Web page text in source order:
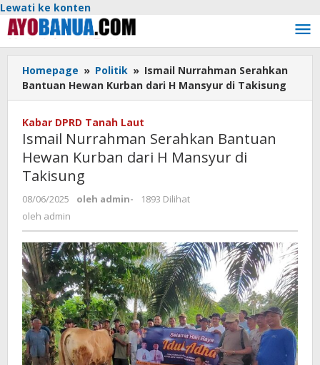
Lewati ke konten
Homepage » Politik » Ismail Nurrahman Serahkan
Bantuan Hewan Kurban dari H Mansyur di Takisung
Kabar DPRD Tanah Laut
Ismail Nurrahman Serahkan Bantuan
Hewan Kurban dari H Mansyur di
Takisung
08/06/2025 oleh admin-
1893 Dilihat
oleh admin